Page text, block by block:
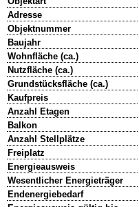
Adresse
Objektnummer
Baujahr
Wohnfläche (ca.)
Nutzfläche (ca.)
Grundstücksfläche (ca.)
Kaufpreis
Anzahl Etagen
Balkon
Anzahl Stellplätze
Freiplatz
Energieausweis
Wesentlicher Energieträger
Endenergiebedarf